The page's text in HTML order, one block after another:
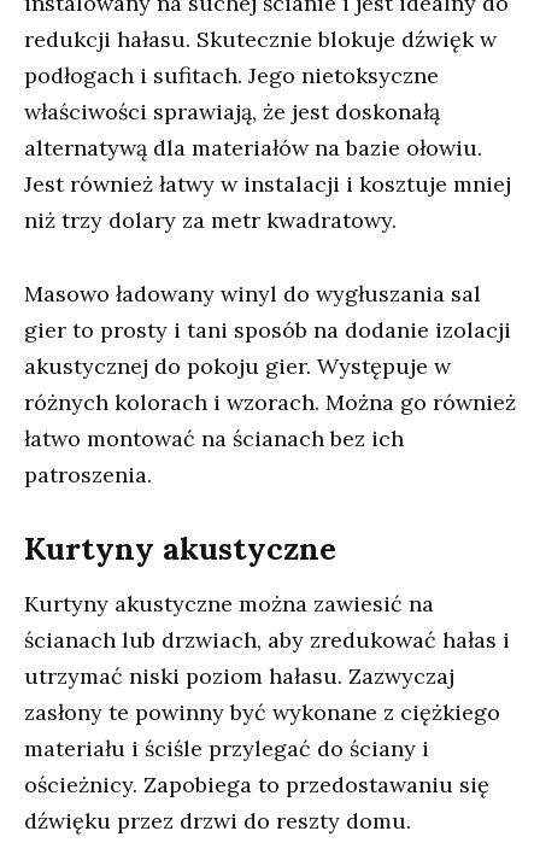
redukcji hałasu. Skutecznie blokuje dźwięk w
podłogach i sufitach. Jego nietoksyczne
właściwości sprawiają, że jest doskonałą
alternatywą dla materiałów na bazie ołowiu.
Jest również łatwy w instalacji i kosztuje mniej
niż trzy dolary za metr kwadratowy.
Masowo ładowany winyl do wygłuszania sal
gier to prosty i tani sposób na dodanie izolacji
akustycznej do pokoju gier. Występuje w
różnych kolorach i wzorach. Można go również
łatwo montować na ścianach bez ich
patroszenia.
Kurtyny akustyczne
Kurtyny akustyczne można zawiesić na
ścianach lub drzwiach, aby zredukować hałas i
utrzymać niski poziom hałasu. Zazwyczaj
zasłony te powinny być wykonane z ciężkiego
materiału i ściśle przylegać do ściany i
ościeżnicy. Zapobiega to przedostawaniu się
dźwięku przez drzwi do reszty domu.